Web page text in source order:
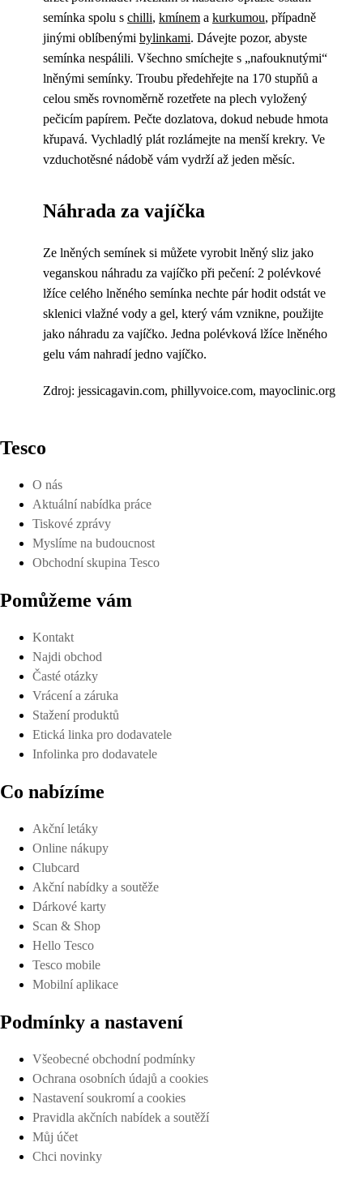
semínka spolu s chilli, kmínem a kurkumou, případně
jinými oblíbenými bylinkami. Dávejte pozor, abyste
semínka nespálili. Všechno smíchejte s „nafouknutými“
lněnými semínky. Troubu předehřejte na 170 stupňů a
celou směs rovnoměrně rozetřete na plech vyložený
pečicím papírem. Pečte dozlatova, dokud nebude hmota
křupavá. Vychladlý plát rozlámejte na menší krekry. Ve
vzduchotěsné nádobě vám vydrží až jeden měsíc.
Náhrada za vajíčka
Ze lněných semínek si můžete vyrobit lněný sliz jako
veganskou náhradu za vajíčko při pečení: 2 polévkové
lžíce celého lněného semínka nechte pár hodit odstát ve
sklenici vlažné vody a gel, který vám vznikne, použijte
jako náhradu za vajíčko. Jedna polévková lžíce lněného
gelu vám nahradí jedno vajíčko.
Zdroj: jessicagavin.com, phillyvoice.com, mayoclinic.org
Tesco
O nás
Aktuální nabídka práce
Tiskové zprávy
Myslíme na budoucnost
Obchodní skupina Tesco
Pomůžeme vám
Kontakt
Najdi obchod
Časté otázky
Vrácení a záruka
Stažení produktů
Etická linka pro dodavatele
Infolinka pro dodavatele
Co nabízíme
Akční letáky
Online nákupy
Clubcard
Akční nabídky a soutěže
Dárkové karty
Scan & Shop
Hello Tesco
Tesco mobile
Mobilní aplikace
Podmínky a nastavení
Všeobecné obchodní podmínky
Ochrana osobních údajů a cookies
Nastavení soukromí a cookies
Pravidla akčních nabídek a soutěží
Můj účet
Chci novinky